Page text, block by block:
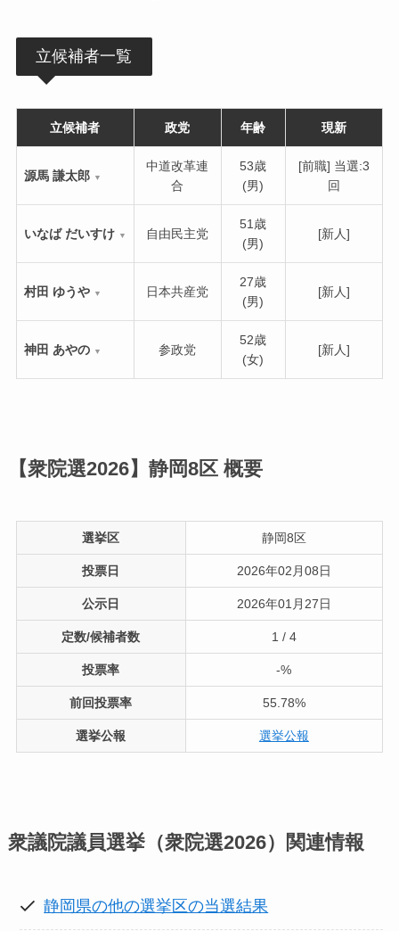
立候補者一覧
立候補者 政党 年齢 現新
源馬 謙太郎 ▼
中道改革連
合
53歳
(男)
[前職] 当選:3
回
いなば だいすけ ▼ 自由民主党
51歳
(男)
[新人]
村田 ゆうや ▼ 日本共産党
27歳
(男)
[新人]
神田 あやの ▼ 参政党
52歳
(女)
[新人]
【衆院選2026】静岡8区 概要
選挙区 静岡8区
投票日 2026年02月08日
公示日 2026年01月27日
定数/候補者数 1 / 4
投票率 -%
前回投票率 55.78%
選挙公報 選挙公報
衆議院議員選挙（衆院選2026） 関連情報
静岡県の他の選挙区の当選結果